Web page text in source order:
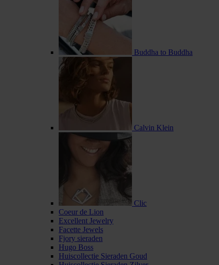
Buddha to Buddha
Calvin Klein
Clic
Coeur de Lion
Excellent Jewelry
Facette Jewels
Fjory sieraden
Hugo Boss
Huiscollectie Sieraden Goud